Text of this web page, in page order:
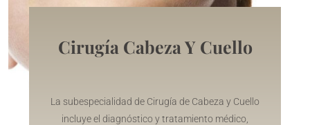
Cirugía Cabeza Y Cuello
La subespecialidad de Cirugía de Cabeza y Cuello
incluye el diagnóstico y tratamiento médico,